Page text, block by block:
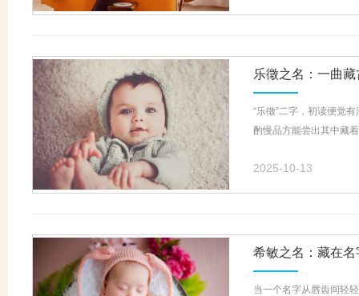
乐徵之名：一曲
“乐徵”二字，初读便觉
酌慢品方能尝出其中藏
2025-10-13
希敏之名：藏在
当一个名字从唇齿间轻